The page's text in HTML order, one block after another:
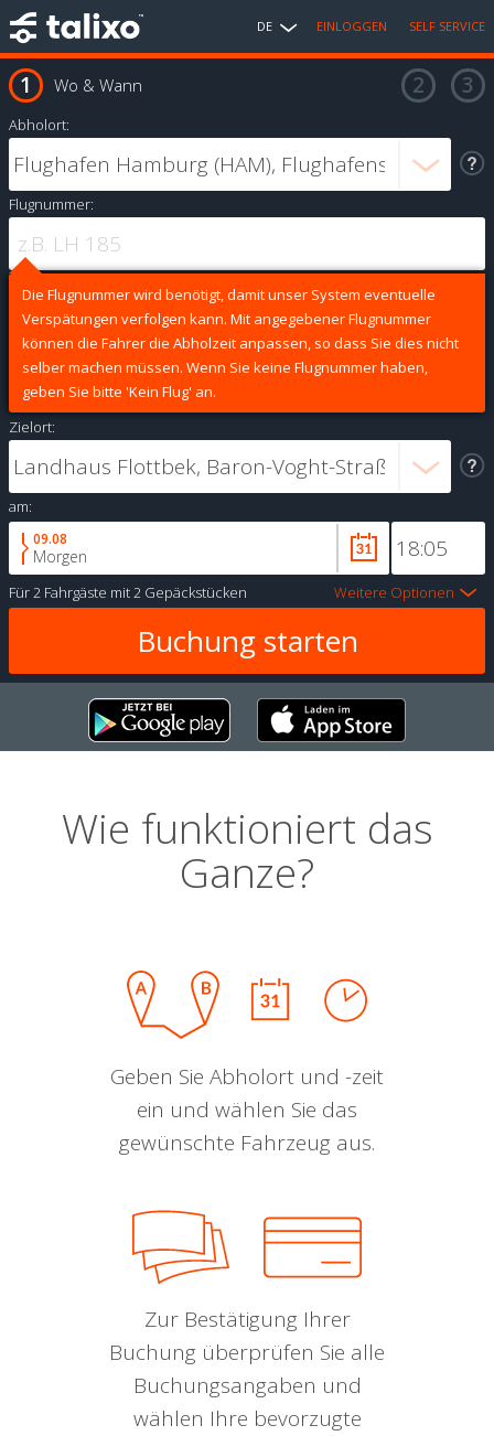
DE EINLOGGEN SELF SERVICE
Wo & Wann
Abholort:
Flugnummer:
Die Flugnummer wird benötigt, damit unser System eventuelle
Verspätungen verfolgen kann. Mit angegebener Flugnummer
können die Fahrer die Abholzeit anpassen, so dass Sie dies nicht
selber machen müssen. Wenn Sie keine Flugnummer haben,
geben Sie bitte 'Kein Flug' an.
Zielort:
am:
09.08
Morgen
Für2 Fahrgäste mit2 Gepäckstücken Weitere Optionen
Wie funktioniert das
Ganze?
Geben Sie Abholort und -zeit
ein und wählen Sie das
gewünschte Fahrzeug aus.
Zur Bestätigung Ihrer
Buchung überprüfen Sie alle
Buchungsangaben und
wählen Ihre bevorzugte